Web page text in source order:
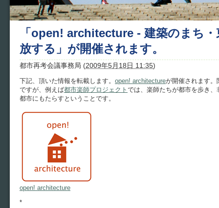
「open! architecture - 建築のまち・
放する」が開催されます。
都市再考会議事務局 (2009年5月18日 11:35)
下記、頂いた情報を転載します。 open! architectureが開催されます。
ですが、例えば都市楽師プロジェクト では、楽師たちが都市を歩き、
都市にもたらすということです。
open! architecture
*